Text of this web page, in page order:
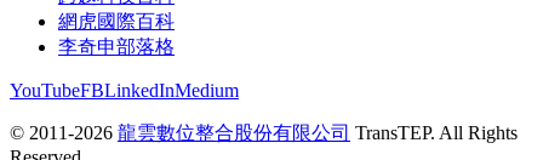
網虎國際百科
李奇申部落格
YouTubeFBLinkedInMedium
© 2011-2026 龍雲數位整合股份有限公司 TransTEP. All Rights